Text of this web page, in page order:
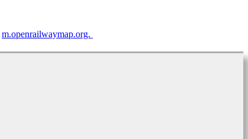
m.openrailwaymap.org.